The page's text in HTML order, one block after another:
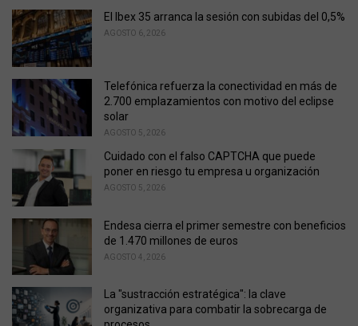
o
r
i
e
:
El Ibex 35 arranca la sesión con subidas del 0,5%
AGOSTO 6, 2026
Telefónica refuerza la conectividad en más de
2.700 emplazamientos con motivo del eclipse
solar
AGOSTO 5, 2026
Cuidado con el falso CAPTCHA que puede
poner en riesgo tu empresa u organización
AGOSTO 5, 2026
Endesa cierra el primer semestre con beneficios
de 1.470 millones de euros
AGOSTO 4, 2026
La "sustracción estratégica": la clave
organizativa para combatir la sobrecarga de